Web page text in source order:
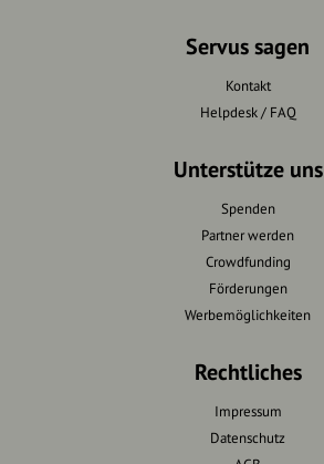
Servus sagen
Kontakt
Helpdesk / FAQ
Unterstütze uns
Spenden
Partner werden
Crowdfunding
Förderungen
Werbemöglichkeiten
Rechtliches
Impressum
Datenschutz